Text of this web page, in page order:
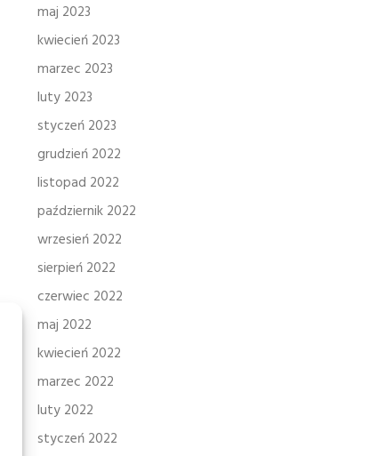
maj 2023
kwiecień 2023
marzec 2023
luty 2023
styczeń 2023
grudzień 2022
listopad 2022
październik 2022
wrzesień 2022
sierpień 2022
czerwiec 2022
maj 2022
kwiecień 2022
marzec 2022
luty 2022
styczeń 2022